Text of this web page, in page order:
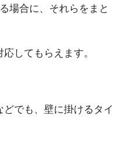
場合に、それらをまと
してもらえます。
でも、壁に掛けるタイ